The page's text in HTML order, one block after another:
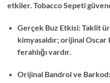
etkiler. Tobacco Sepeti
Gerçek Buz Etkisi: Taklit
kimyasaldır; orijinal Oscar
ferahlığı vardır.
Orijinal Bandrol ve